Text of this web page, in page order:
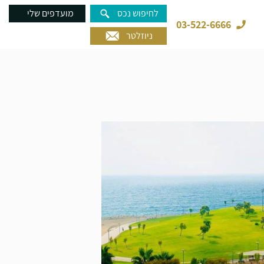
03-522-6666
לחיפוש נכס
מועדפים שלי
ניוזלטר